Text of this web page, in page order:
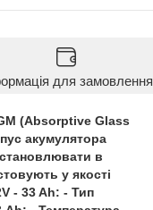
для замовлення
(Absorptive Glass
акумулятора
в
у якості
- 33 Ah: - Тип